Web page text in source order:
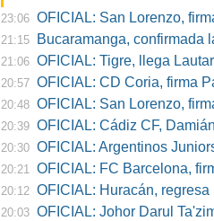
23:06 OFICIAL: San Lorenzo,
21:15 Bucaramanga, confirmada
21:06 OFICIAL: Tigre, llega
20:57 OFICIAL: CD Coria, firma
20:48 OFICIAL: San Lorenzo,
20:39 OFICIAL: Cádiz CF,
20:30 OFICIAL: Argentinos
20:21 OFICIAL: FC Barcelona,
20:12 OFICIAL: Huracán,
20:03 OFICIAL: Johor Darul